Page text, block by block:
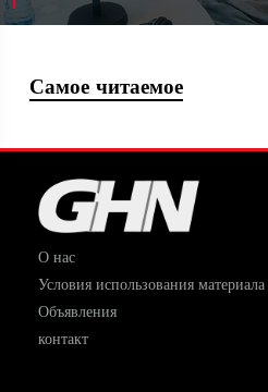
Самое читаемое
О нас
Условия использования материала
Объявления
контакт